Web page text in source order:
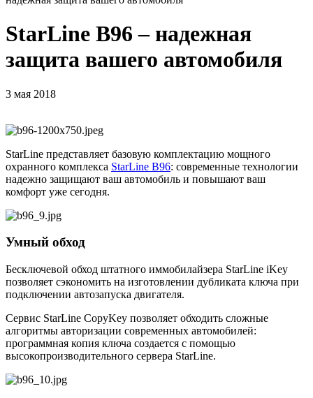
StarLine B96 – надежная
защита вашего автомобиля
3 мая 2018
StarLine представляет базовую комплектацию мощного
охранного комплекса StarLine B96: современные технологии
надежно защищают ваш автомобиль и повышают ваш
комфорт уже сегодня.
Умный обход
Бесключевой обход штатного иммобилайзера StarLine iKey
позволяет сэкономить на изготовлении дубликата ключа при
подключении автозапуска двигателя.
Сервис StarLine CopyKey позволяет обходить сложные
алгоритмы авторизации современных автомобилей:
программная копия ключа создается с помощью
высокопроизводительного сервера StarLine.